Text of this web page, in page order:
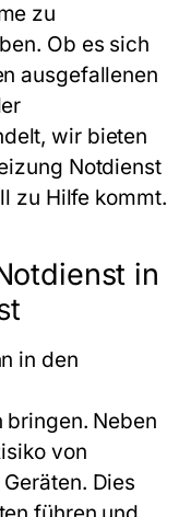
zu
Ob es sich
ausgefallenen
wir bieten
Notdienst
zu Hilfe kommt.
in
in den
Neben
von
Dies